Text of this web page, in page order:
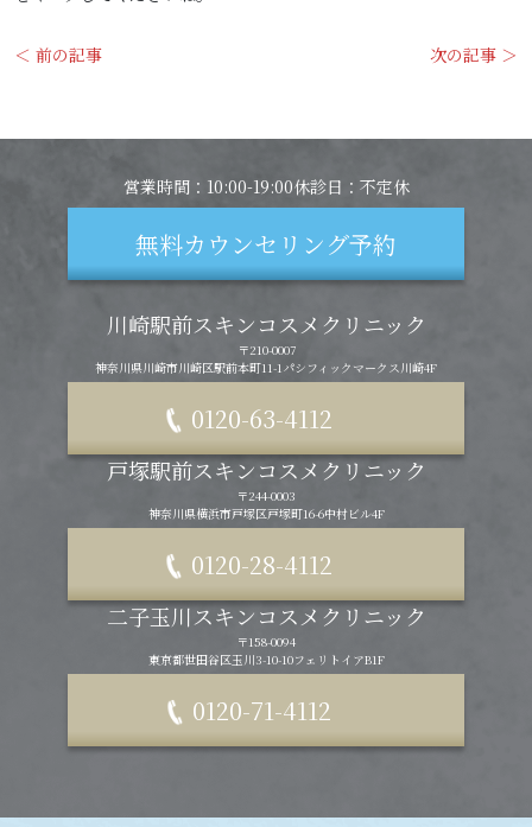
ナ
＜ 前の記事 次の記事 ＞
営業時間：10:00-19:00休診日：不定休
無料カウンセリング予約
川崎駅前スキンコスメクリニック
〒210-0007
神奈川県川崎市川崎区駅前本町11-1パシフィックマークス川崎4F
0120-63-4112
戸塚駅前スキンコスメクリニック
〒244-0003
神奈川県横浜市戸塚区戸塚町16-6中村ビル4F
0120-28-4112
二子玉川スキンコスメクリニック
〒158-0094
東京都世田谷区玉川3-10-10フェリトイアB1F
0120-71-4112